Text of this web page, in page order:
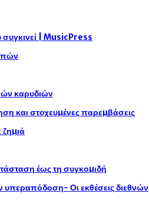
| MusicPress
καρυδιών
και στοχευµένες παρεµβάσεις
έως τη συγκοµιδή
υπεραπόδοση- Οι εκθέσεις διεθνών